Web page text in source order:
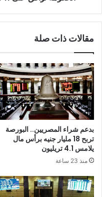
مقالات ذات صلة
بدعم شراء المصريين.. البورصة
تربح 18 مليار جنيه برأس مال
يلامس 4.1 تريليون
منذ 23 ساعة